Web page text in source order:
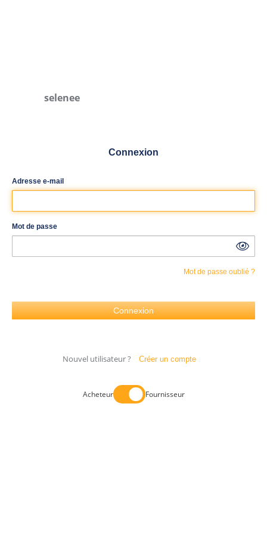
selenee
Connexion
Adresse e-mail
Mot de passe
Mot de passe oublié ?
Nouvel utilisateur ? Créer un compte
Acheteur Fournisseur